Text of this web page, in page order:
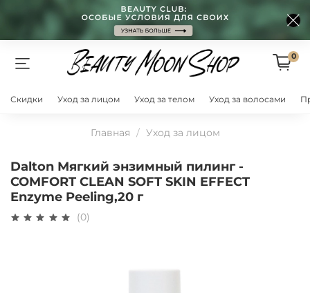
0
Скидки Уход за лицом Уход за телом Уход за волосами
Главная Уход за лицом
Dalton Мягкий энзимный пилинг -
COMFORT CLEAN SOFT SKIN EFFECT
Enzyme Peeling,20 г
(0)